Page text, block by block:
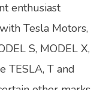
enthusiast
Tesla Motors,
S, MODEL X,
TESLA, T and